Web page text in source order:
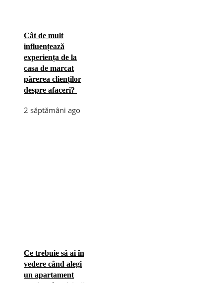
Cât de mult
influențează
experiența de la
casa de marcat
părerea clienților
despre afaceri?
2 săptămâni ago
Ce trebuie să ai în
vedere când alegi
un apartament